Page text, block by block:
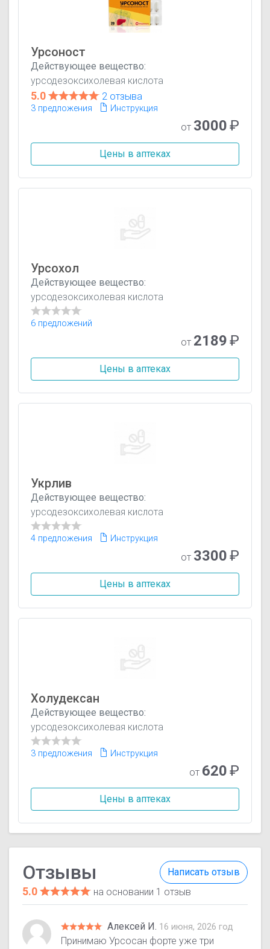
Урсоност
Действующее вещество:
урсодезоксихолевая кислота
5.0 2 отзыва
3 предложения Инструкция
от 3000₽
Цены в аптеках
Урсохол
Действующее вещество:
урсодезоксихолевая кислота
6 предложений
от 2189₽
Цены в аптеках
Укрлив
Действующее вещество:
урсодезоксихолевая кислота
4 предложения Инструкция
от 3300₽
Цены в аптеках
Холудексан
Действующее вещество:
урсодезоксихолевая кислота
3 предложения Инструкция
от 620₽
Цены в аптеках
Написать отзыв
Отзывы
5.0 на основании 1 отзыв
Алексей И. 16 июня, 2026 год
Принимаю Урсосан форте уже три